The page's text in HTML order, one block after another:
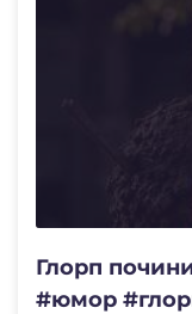
Глорп
#юмор